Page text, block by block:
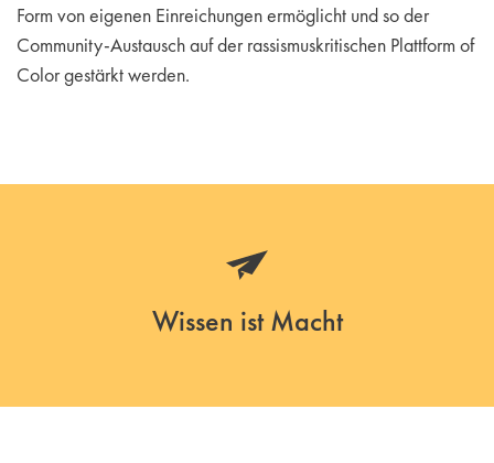
Form von eigenen Einreichungen ermöglicht und so der
Community-Austausch auf der rassismuskritischen Plattform of
Color gestärkt werden.
Wissen ist Macht